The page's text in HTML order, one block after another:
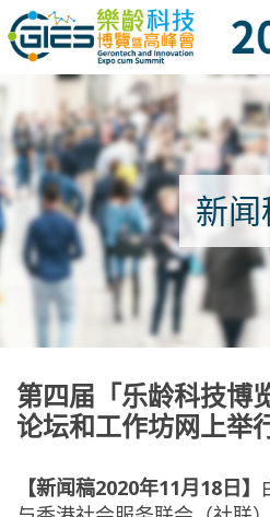
Date: Expo: 21-24 Nov 2020, Summit: 20
新闻
第四届「乐龄科技博
论坛和工作坊网上举
【新闻稿2020年11月18日】